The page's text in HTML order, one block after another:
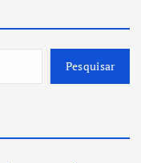
Pesquisar